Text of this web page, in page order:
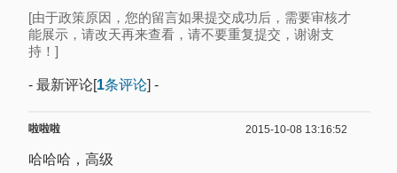
[由于政策原因，您的留言如果提交成功后，需要审核才
能展示，请改天再来查看，请不要重复提交，谢谢支
持！]
- 最新评论[1条评论] -
啦啦啦 2015-10-08 13:16:52
哈哈哈，高级